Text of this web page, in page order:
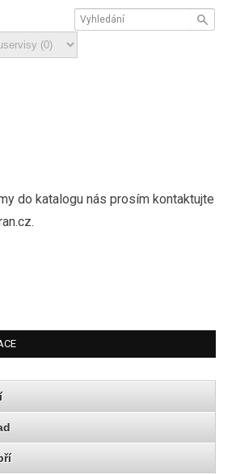
do katalogu nás prosím kontaktujte